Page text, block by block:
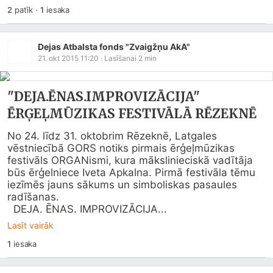
2 patīk ·1 iesaka
Dejas Atbalsta fonds "Zvaigžņu AkA"
21. okt 2015 11:20 · Lasīšanai 2 min
"DEJA.ĒNAS.IMPROVIZĀCIJA"
ĒRĢEĻMŪZIKAS FESTIVĀLĀ RĒZEKNĒ
No 24. līdz 31. oktobrim Rēzeknē, Latgales
vēstniecībā GORS notiks pirmais ērģeļmūzikas
festivāls ORGANismi, kura mākslinieciskā vadītāja
būs ērģelniece Iveta Apkalna. Pirmā festivāla tēmu
iezīmēs jauns sākums un simboliskas pasaules
radīšanas.
  DEJA. ĒNAS. IMPROVIZĀCIJA...
Lasīt vairāk
1 iesaka